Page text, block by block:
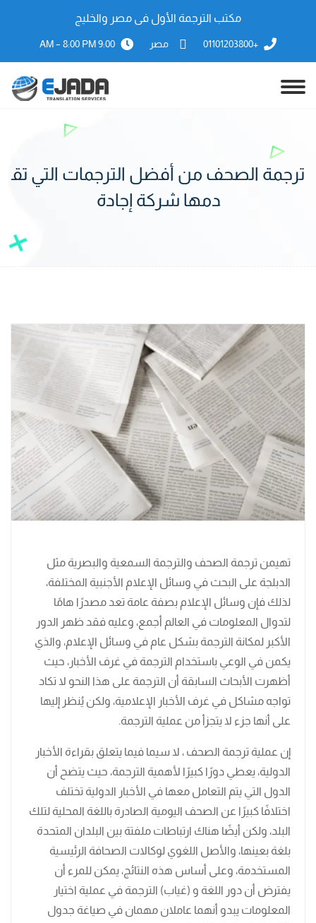
مكتب الترجمة الأول فى مصر والخليج
+01101203800 مصر 9:00 AM – 8:00 PM
ترجمة الصحف من أفضل الترجمات التي تق
دمها شركة إجادة
تهيمن ترجمة الصحف والترجمة السمعية والبصرية مثل
الدبلجة على البحث في وسائل الإعلام الأجنبية المختلفة،
لذلك فإن وسائل الإعلام بصفة عامة تعد مصدرًا هامًا
لتدوال المعلومات في العالم أجمع، وعليه فقد ظهر الدور
الأكبر لمكانة الترجمة بشكل عام في وسائل الإعلام، والذي
يكمن في الوعي باستخدام الترجمة في غرف الأخبار، حيث
أظهرت الأبحاث السابقة أن الترجمة على هذا النحو لا تكاد
تواجه مشاكل في غرف الأخبار الإعلامية، ولكن يُنظر إليها
على أنها جزء لا يتجزأ من عملية الترجمة.
إن عملية ترجمة الصحف ، لا سيما فيما يتعلق بقراءة الأخبار
الدولية، يعطي دورًا كبيرًا لأهمية الترجمة، حيث يتضح أن
الدول التي يتم التعامل معها في الأخبار الدولية تختلف
اختلافًا كبيرًا عن الصحف اليومية الصادرة باللغة المحلية لتلك
البلد، ولكن أيضًا هناك ارتباطات ملفتة بين البلدان المتحدة
بلغة بعينها، والأصل اللغوي لوكالات الصحافة الرئيسية
المستخدمة، وعلى أساس هذه النتائج، يمكن للمرء أن
يفترض أن دور اللغة و (غياب) الترجمة في عملية اختيار
المعلومات يبدو أنهما عاملان مهمان في صياغة جدول